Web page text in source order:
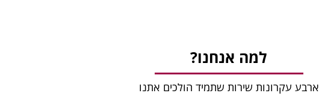
למה אנחנו?
ארבע עקרונות שירות שתמיד הולכים אתנו